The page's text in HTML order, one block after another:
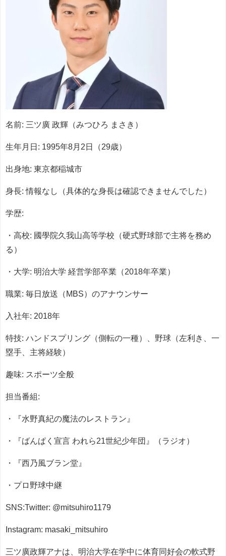
名前: 三ツ廣 政輝（みつひろ まさき）
生年月日: 1995年8月2日（29歳）
出身地: 東京都稲城市
身長: 情報なし（具体的な身長は確認できませんでした）
学歴:
・高校: 國學院久我山高等学校（硬式野球部で主将を務め
る）
・大学: 明治大学 経営学部卒業（2018年卒業）
職業: 毎日放送（MBS）のアナウンサー
入社年: 2018年
特技: ハンドスプリング（側転の一種）、野球（左利き、一
塁手、主将経験）
趣味: スポーツ全般
担当番組:
・『水野真紀の魔法のレストラン』
・『ばんぱく宣言 われら21世紀少年団』（ラジオ）
・『西乃風ブラン堂』
・プロ野球中継
SNS:Twitter: @mitsuhiro1179
Instagram: masaki_mitsuhiro
三ツ廣政輝アナは、明治大学在学中に体育同好会の軟式野